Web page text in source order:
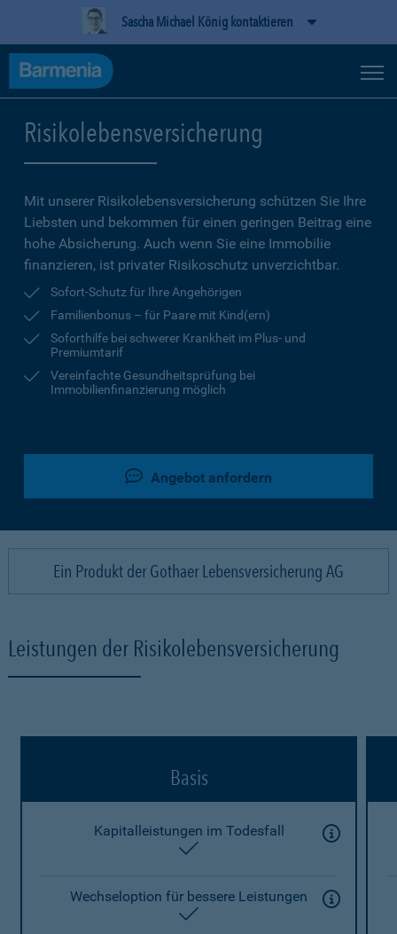
Sascha Michael König kontaktieren
Risikolebensversicherung
Mit unserer Risikolebensversicherung schützen Sie Ihre
Liebsten und bekommen für einen geringen Beitrag eine
hohe Ab­sicherung. Auch wenn Sie eine Immobilie
finanzieren, ist privater Risikoschutz unverzichtbar.
Sofort-Schutz für Ihre Angehörigen
Familienbonus – für Paare mit Kind(ern)
Soforthilfe bei schwerer Krankheit im Plus- und
Premiumtarif
Vereinfachte Gesundheitsprüfung bei
Immobilienfinanzierung möglich
Angebot anfordern
Ein Produkt der Gothaer Lebensversicherung AG
Leistungen der Risikolebensversicherung
Basis
Kapitalleistungen im Todesfall
Wechseloption für bessere Leistungen